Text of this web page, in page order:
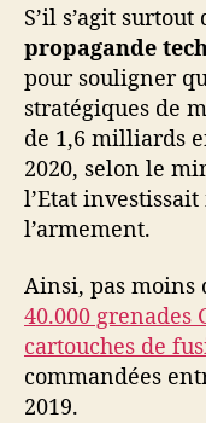
S’il s’agit
propagande
pour souligner
stratégiques de
de 1,6 milliards
2020, selon le
l’Etat
l’armement.
Ainsi, pas moins
40.000 grenades
cartouches de
commandées
2019.